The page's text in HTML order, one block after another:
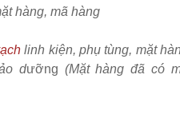
hàng, mã hàng
linh kiện, phụ tùng, mặt
dưỡng (Mặt hàng đã có